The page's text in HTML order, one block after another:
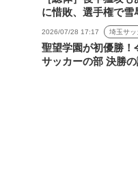
に惜敗、選手権で雪
2026/07/28 17:17 埼玉サ
聖望学園が初優勝！
サッカーの部 決勝